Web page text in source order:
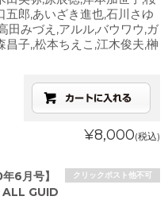
五郎,あいざき進也,石川さゆ
田みづえ,アルル,バウワウ,ガ
子,,松本ちえこ,江木俊夫,榊
¥8,000(税込)
クリックポスト他不可
6月号】
ALL GUID